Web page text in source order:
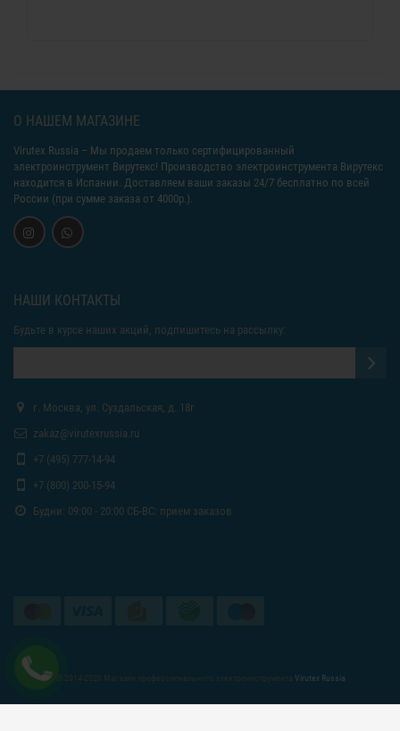
О НАШЕМ МАГАЗИНЕ
Virutex Russia – Мы продаем только сертифицированный
электроинструмент Вирутекс! Производство электроинструмента Вирутекс
находится в Испании. Доставляем ваши заказы 24/7 бесплатно по всей
России (при сумме заказа от 4000р.).
НАШИ КОНТАКТЫ
Будьте в курсе наших акций, подпишитесь на рассылку:
г. Москва, ул. Суздальская, д. 18г
zakaz@virutexrussia.ru
+7 (495) 777-14-94
+7 (800) 200-15-94
Будни: 09:00 - 20:00 СБ-ВС: прием заказов
© 2014-2020 Магазин профессионального электроинструмента Virutex Russia